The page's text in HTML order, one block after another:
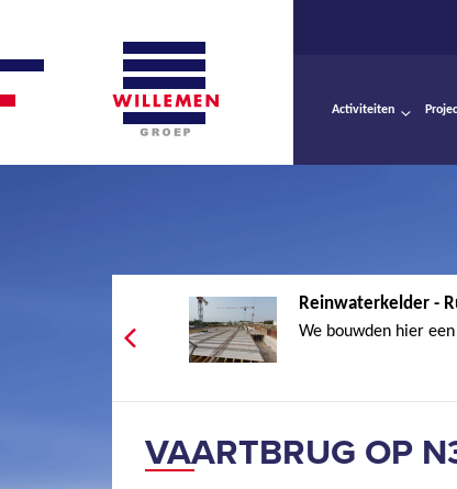
Activiteiten
Reinwaterkelder -
We bouwden hier
VAARTBRUG OP